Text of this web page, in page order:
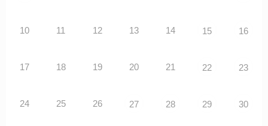
10 11 12 13 14 15 16
17 18 19 20 21 22 23
24 25 26 27 28 29 30